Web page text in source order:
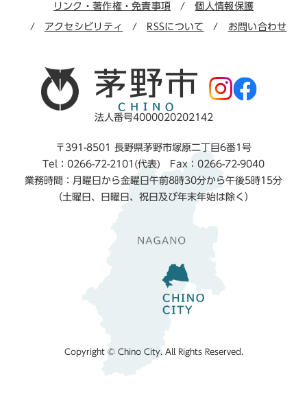
リンク・著作権・免責事項 個人情報保護
アクセシビリティ RSSについて お問い合わせ
法人番号4000020202142
〒391-8501 長野県茅野市塚原二丁目6番1号
Tel：0266-72-2101(代表) Fax：0266-72-9040
業務時間：月曜日から金曜日午前8時30分から午後5時15分
（土曜日、日曜日、祝日及び年末年始は除く）
Copyright © Chino City. All Rights Reserved.